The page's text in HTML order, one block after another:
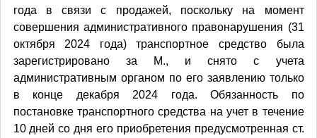
года в связи с продажей, поскольку на момент
совершения административного правонарушения (31
октября 2024 года) транспортное средство была
зарегистрировано за М., и снято с учета
административным органом по его заявлению только
в конце декабря 2024 года. Обязанность по
постановке транспортного средства на учет в течение
10 дней со дня его приобретения предусмотренная ст.